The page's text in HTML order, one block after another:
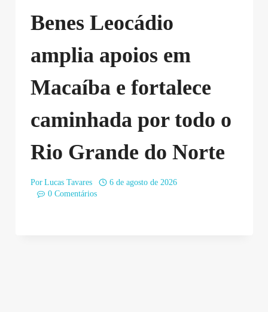
Benes Leocádio
amplia apoios em
Macaíba e fortalece
caminhada por todo o
Rio Grande do Norte
Por Lucas Tavares
6 de agosto de 2026
0 Comentários